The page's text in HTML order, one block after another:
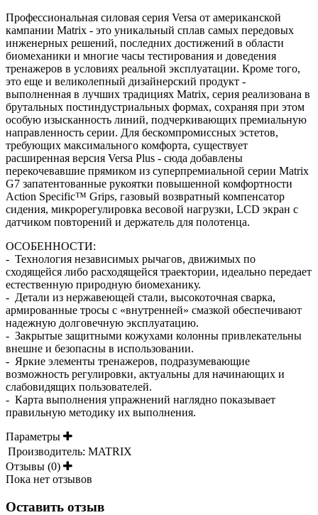
Профессиональная силовая серия Versa от американской
кампании Matrix - это уникальный сплав самых передовых
инженерных решений, последних достижений в области
биомеханики и многие часы тестирования и доведения
тренажеров в условиях реальной эксплуатации. Кроме того,
это еще и великолепный дизайнерский продукт -
выполненная в лучших традициях Matrix, серия реализована в
брутальных постиндустриальных формах, сохраняя при этом
особую изысканность линий, подчеркивающих премиальную
направленность серии. Для бескомпромиссных эстетов,
требующих максимального комфорта, существует
расширенная версия Versa Plus - сюда добавлены
перекочевавшие прямиком из суперпремиальной серии Matrix
G7 запатентованные рукоятки повышенной комфортности
Action Specific™ Grips, газовый возвратный компенсатор
сидения, микрорегулировка весовой нагрузки, LCD экран с
датчиком повторений и держатель для полотенца.
ОСОБЕННОСТИ:
- Технология независимых рычагов, движимых по
сходящейся либо расходящейся траектории, идеально передает
естественную природную биомеханику.
- Детали из нержавеющей стали, высокоточная сварка,
армированные тросы с «внутренней» смазкой обеспечивают
надежную долговечную эксплуатацию.
- Закрытые защитными кожухами колонны привлекательны
внешне и безопасны в использовании.
- Яркие элементы тренажеров, подразумевающие
возможность регулировки, актуальны для начинающих и
слабовидящих пользователей.
- Карта выполнения упражнений наглядно показывает
правильную методику их выполнения.
Параметры
Производитель: MATRIX
Отзывы (0)
Пока нет отзывов
Оставить отзыв